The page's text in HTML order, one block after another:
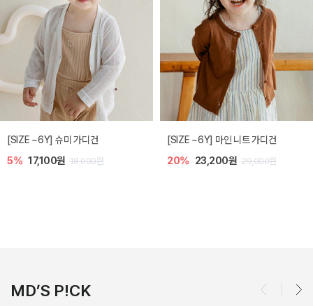
밀라 아기 점프수트
10% 30,600원 34,000원
밀라 아기 셋업
40% 26,400원 44,000원
MD’S P!CK